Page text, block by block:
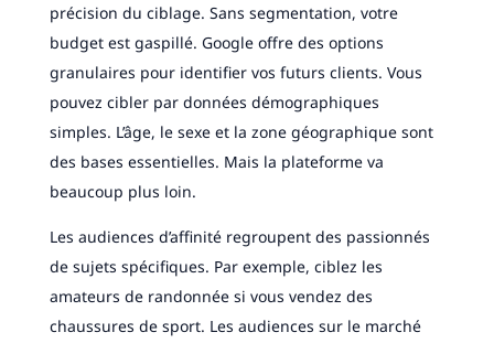
précision du ciblage. Sans segmentation, votre
budget est gaspillé. Google offre des options
granulaires pour identifier vos futurs clients. Vous
pouvez cibler par données démographiques
simples. L’âge, le sexe et la zone géographique sont
des bases essentielles. Mais la plateforme va
beaucoup plus loin.
Les audiences d’affinité regroupent des passionnés
de sujets spécifiques. Par exemple, ciblez les
amateurs de randonnée si vous vendez des
chaussures de sport. Les audiences sur le marché